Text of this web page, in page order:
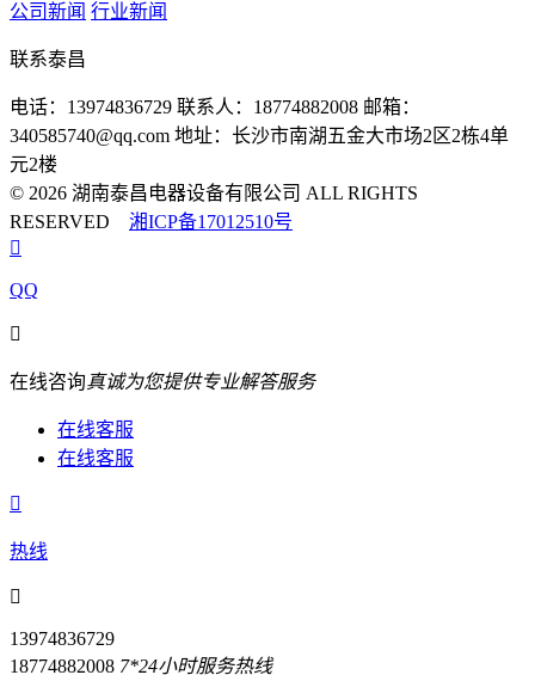
公司新闻 行业新闻
联系泰昌
电话：13974836729 联系人：18774882008 邮箱：
340585740@qq.com 地址：长沙市南湖五金大市场2区2栋4单
元2楼
© 2026 湖南泰昌电器设备有限公司 ALL RIGHTS
RESERVED 湘ICP备17012510号

QQ

在线咨询真诚为您提供专业解答服务
在线客服
在线客服

热线

13974836729
18774882008 7*24小时服务热线